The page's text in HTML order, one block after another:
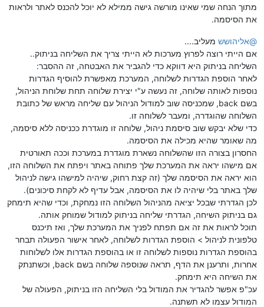
מתוך הנחה שמי שאינו מורשה גישה ממילא לא יוכל להכנס לאתר ולראות
את הסיסמה.
@אליהושש מעליב....
אם הייתי רוצה לפרוץ מערכות לא הייתי צריך את השליחה בניתוק..
השליחה בניתוק היא דווקא כדי להגביר את האבטחה, זה ההסבר:
לאחר הוספת הגדרות לשלוחה, המערכת מאפשרת להוסיף הגדרות
נוספות לאותה שלוחה, זה נעשה ע"י יצירת שלוחה תחת שלוחת הניהול,
בשם back, שמכניסה שוב למודול הניהול עם שליחה מראש של כתובת
השלוחה שהוגדרה, ומעבר לשלוחה זו.
כדי שלא יבקש שוב סיסמת ניהול, שלוחה זו מוגדרת ככניסה ללא סיסמה,
מה שאומר שהיא מכילה את הסיסמה.
החסרון בצורה הזו שהשלוחה נשארת מוגדרת במערכת וככה תאורטית
אם מישהו יראה את המערכת שלך פתוחה באתר ויפתח את השלוחה הזו,
הוא יראה את הסיסמה שלך (זה קצת רחוק, שיהיה למישהו גישה לניהול
שלך באתר בלי שיהיה לו את הסיסמה, אבל עדיף לא לקחת סיכונים).
לכן הגדרתי שבכל יציאה מהניהול השלוחה הזו נמחקת, וכדי שהיא תימחק
גם בניתוק השיחה, הגדרתי שליחה בניתוק למודול שמוחק אותה.
תוכל לראות את זה אם תפתח לפניך את המערכת שלך, ואז תיכנס
טלפונית לניהול > הוספת הגדרות לשלוחה, לאחר אישור הפעולה תבחר
בהוספת הגדרות נוספות לשלוחה זו או בהוספת הגדרות אלו לשלוחות
אחרות, ותרענן את הדף, תראה שנוספה שלוחה בשם back, וכשתנתק
את השיחה היא תימחק.
עכ"פ אפשר להגדיר את המודול בלי השליחה הזו בניתוק, הפעולה של
המודול עצמו לא תשתנה.